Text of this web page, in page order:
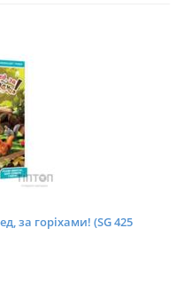
за горіхами! (SG 425